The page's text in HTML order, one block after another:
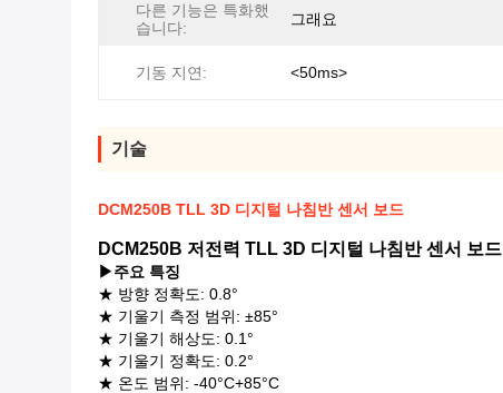
다른 기능은 특화했
습니다:
그래요
기동 지연: <50ms>
기술
DCM250B TLL 3D 디지털 나침반 센서 보드
DCM250B 저전력 TLL 3D 디지털 나침반 센서 보드
▶주요 특징
★ 방향 정확도: 0.8°
★ 기울기 측정 범위: ±85°
★ 기울기 해상도: 0.1°
★ 기울기 정확도: 0.2°
★ 온도 범위: -40°C+85°C